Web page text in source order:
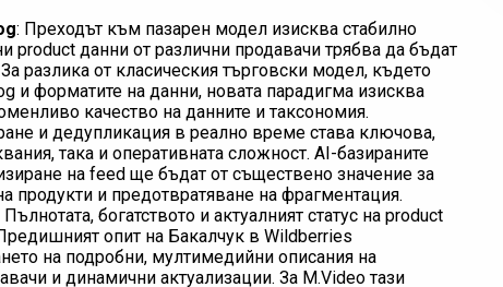
: Преходът към пазарен модел изисква стабилно
product данни от различни продавачи трябва да бъдат
разлика от класическия търговски модел, където
и форматите на данни, новата парадигма изисква
качество на данните и таксономия.
и дедупликация в реално време става ключова,
така и оперативната сложност. AI-базираните
на feed ще бъдат от съществено значение за
продукти и предотвратяване на фрагментация.
Пълнотата, богатството и актуалният статус на product
опит на Бакалчук в Wildberries
на подробни, мултимедийни описания на
и динамични актуализации. За M.Video тази